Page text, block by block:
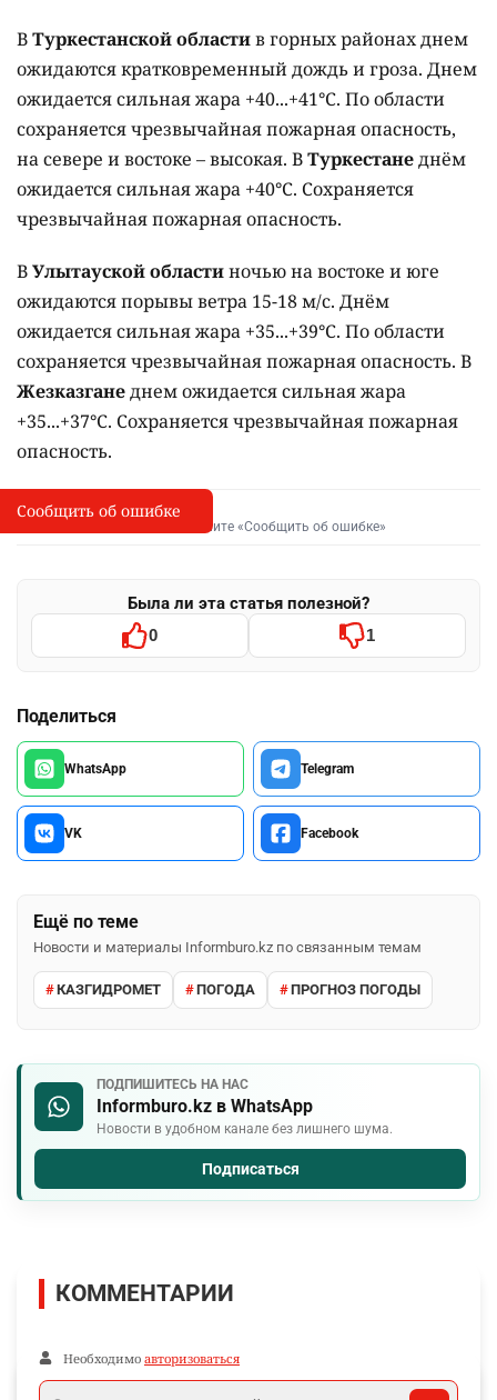
ВТуркестанской областив горных районах днем
ожидаются кратковременный дождь и гроза. Днем
ожидается сильная жара +40...+41°C. По области
сохраняется чрезвычайная пожарная опасность,
на севере и востоке – высокая. ВТуркестанеднём
ожидается сильная жара +40°C. Сохраняется
чрезвычайная пожарная опасность.
ВУлытауской областиночью на востоке и юге
ожидаются порывы ветра 15-18 м/с. Днём
ожидается сильная жара +35...+39°C. По области
сохраняется чрезвычайная пожарная опасность. В
Жезказганеднем ожидается сильная жара
+35...+37°C. Сохраняется чрезвычайная пожарная
опасность.
I
Сообщить об опечатке
Выделите фрагмент и нажмите «Сообщить об ошибке»
Была ли эта статья полезной?
0 1
Поделиться
WhatsApp Telegram
VK Facebook
Ещё по теме
Новости и материалы Informburo.kz по связанным темам
КАЗГИДРОМЕТ ПОГОДА ПРОГНОЗ ПОГОДЫ
ПОДПИШИТЕСЬ НА НАС
Informburo.kz в WhatsApp
Новости в удобном канале без лишнего шума.
Подписаться
Сообщить об ошибке
КОММЕНТАРИИ
Необходимо авторизоваться